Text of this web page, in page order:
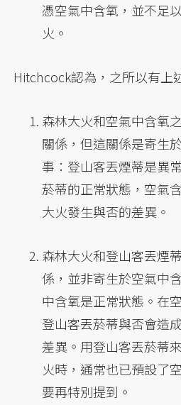
憑空氣中含氧，並不足
火。
Hitchcock認為，之所以有上
森林大火和空氣中含氧
關係，但這關係是寄生
事：登山客丟煙蒂是異
菸蒂的正常狀態，空氣
大火發生與否的差異。
森林大火和登山客丟煙
係，並非寄生於空氣中
中含氧是正常狀態。在
登山客丟菸蒂與否會造
差異。用登山客丟菸蒂
火時，通常也已預設了
要再特別提到。